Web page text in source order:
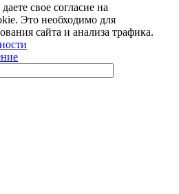
свое согласие на
Это необходимо для
сайта и анализа трафика.